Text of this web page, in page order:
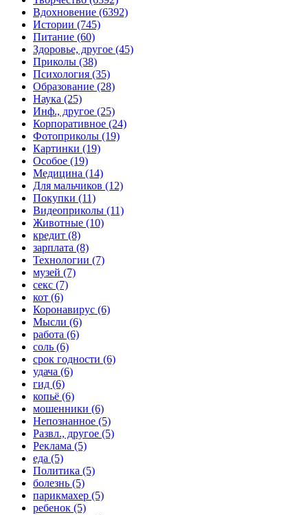
Вдохновение (6392)
Истории (745)
Питание (60)
Здоровье, другое (45)
Приколы (38)
Психология (35)
Образование (28)
Наука (25)
Инф., другое (25)
Корпоративное (24)
Фотоприколы (19)
Картинки (19)
Особое (19)
Медицина (14)
Для мальчиков (12)
Покупки (11)
Видеоприколы (11)
Животные (10)
кредит (8)
зарплата (8)
Технологии (7)
музей (7)
секс (7)
кот (6)
Коронавирус (6)
Мысли (6)
работа (6)
соль (6)
срок годности (6)
удача (6)
гид (6)
копьё (6)
мошенники (6)
Непознанное (5)
Развл., другое (5)
Реклама (5)
еда (5)
Политика (5)
болезнь (5)
парикмахер (5)
ребенок (5)